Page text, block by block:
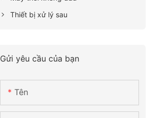
Thiết bị xử lý sau
Gửi yêu cầu của bạn
Tên